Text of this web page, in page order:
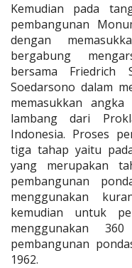
Kemudian pada
pembangunan
dengan
bergabung
bersama
Soedarsono dalam
memasukkan
lambang dari
Indonesia. Proses
tiga tahap yaitu
yang merupakan
pembangunan
menggunakan
kemudian untuk
menggunakan
pembangunan
1962.